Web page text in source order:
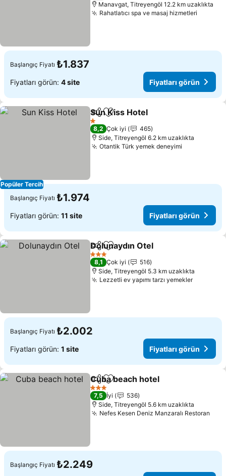
Manavgat, Titreyengöl 12.2 km uzaklıkta
Rahatlatıcı spa ve masaj hizmetleri
Başlangıç Fiyatı ₺1.837
Fiyatları görün: 4 site Fiyatları görün
Popüler Tercih
PaylaşFavorilerime ekle
Sun Kiss Hotel
1 Yıldız
8,2 Çok iyi
465
Side, Titreyengöl 6.2 km uzaklıkta
Otantik Türk yemek deneyimi
Başlangıç Fiyatı ₺1.974
Fiyatları görün: 11 site Fiyatları görün
PaylaşFavorilerime ekle
Dolunaydın Otel
3 Yıldız
8,1 Çok iyi
516
Side, Titreyengöl 5.3 km uzaklıkta
Lezzetli ev yapımı tarzı yemekler
Başlangıç Fiyatı ₺2.002
Fiyatları görün: 1 site Fiyatları görün
PaylaşFavorilerime ekle
Cuba beach hotel
3 Yıldız
7,5 İyi
536
Side, Titreyengöl 5.6 km uzaklıkta
Nefes Kesen Deniz Manzaralı Restoran
Başlangıç Fiyatı ₺2.249